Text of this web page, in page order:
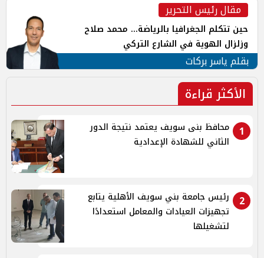
مقال رئيس التحرير
حين تتكلم الجغرافيا بالرياضة... محمد صلاح
وزلزال الهوية في الشارع التركي
بقلم ياسر بركات
الأكثر قراءة
1
محافظ بنى سويف يعتمد نتيجة الدور
الثاني للشهادة الإعدادية
2
رئيس جامعة بني سويف الأهلية يتابع
تجهيزات العيادات والمعامل استعدادًا
لتشغيلها